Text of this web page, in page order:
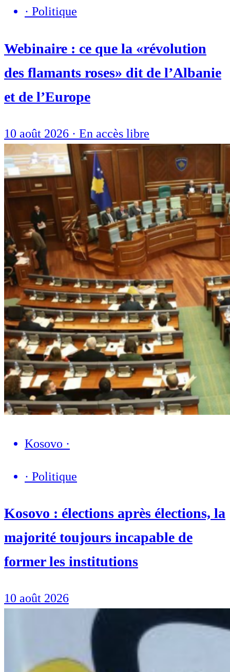
· Politique
Webinaire : ce que la «révolution
des flamants roses» dit de l’Albanie
et de l’Europe
10 août 2026 · En accès libre
Kosovo ·
· Politique
Kosovo : élections après élections, la
majorité toujours incapable de
former les institutions
10 août 2026